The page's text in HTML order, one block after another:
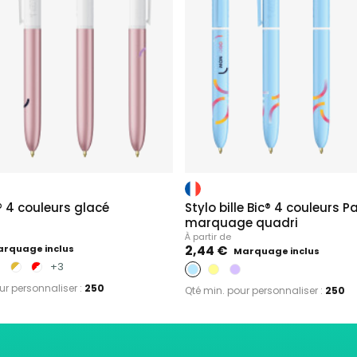
4 couleurs glacé
inclus
+3
personnaliser : 250
Stylo bille Bic® 4 couleurs
marquage quadri
À partir de
2,44 € Marquage inclus
Qté min. pour personnaliser : 250